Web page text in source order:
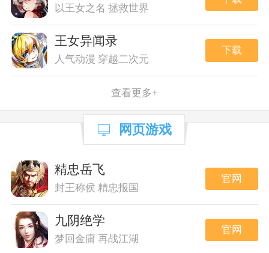
以王女之名 拯救世界
王女异闻录
人气动漫 穿越二次元
下载
查看更多+
网页游戏
精忠岳飞
封王称侯 精忠报国
官网
九阴绝学
梦回金庸 再战江湖
官网